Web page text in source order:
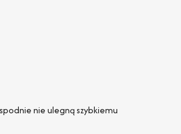
nie ulegną szybkiemu